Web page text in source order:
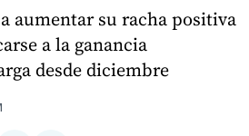
aumentar su racha positiva
a la ganancia
desde diciembre